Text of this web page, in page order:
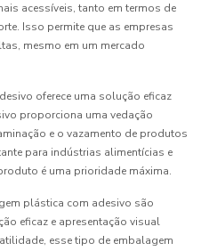
acessíveis, tanto em termos de
Isso permite que as empresas
mesmo em um mercado
oferece uma solução eficaz
proporciona uma vedação
e o vazamento de produtos
para indústrias alimentícias e
é uma prioridade máxima.
plástica com adesivo são
eficaz e apresentação visual
esse tipo de embalagem